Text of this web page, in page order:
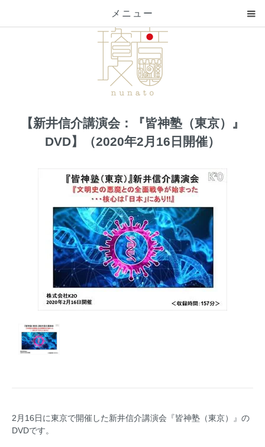
メニュー
【新井信介講演会：『皆神塾（東京）』
DVD】（2020年2月16日開催）
2月16日に東京で開催した新井信介講演会『皆神塾（東京）』の
DVDです。